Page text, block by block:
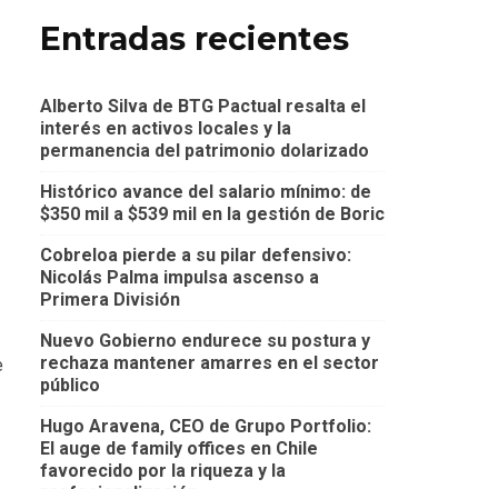
Entradas recientes
Alberto Silva de BTG Pactual resalta el
interés en activos locales y la
permanencia del patrimonio dolarizado
Histórico avance del salario mínimo: de
$350 mil a $539 mil en la gestión de Boric
Cobreloa pierde a su pilar defensivo:
Nicolás Palma impulsa ascenso a
Primera División
Nuevo Gobierno endurece su postura y
rechaza mantener amarres en el sector
público
Hugo Aravena, CEO de Grupo Portfolio:
El auge de family offices en Chile
favorecido por la riqueza y la